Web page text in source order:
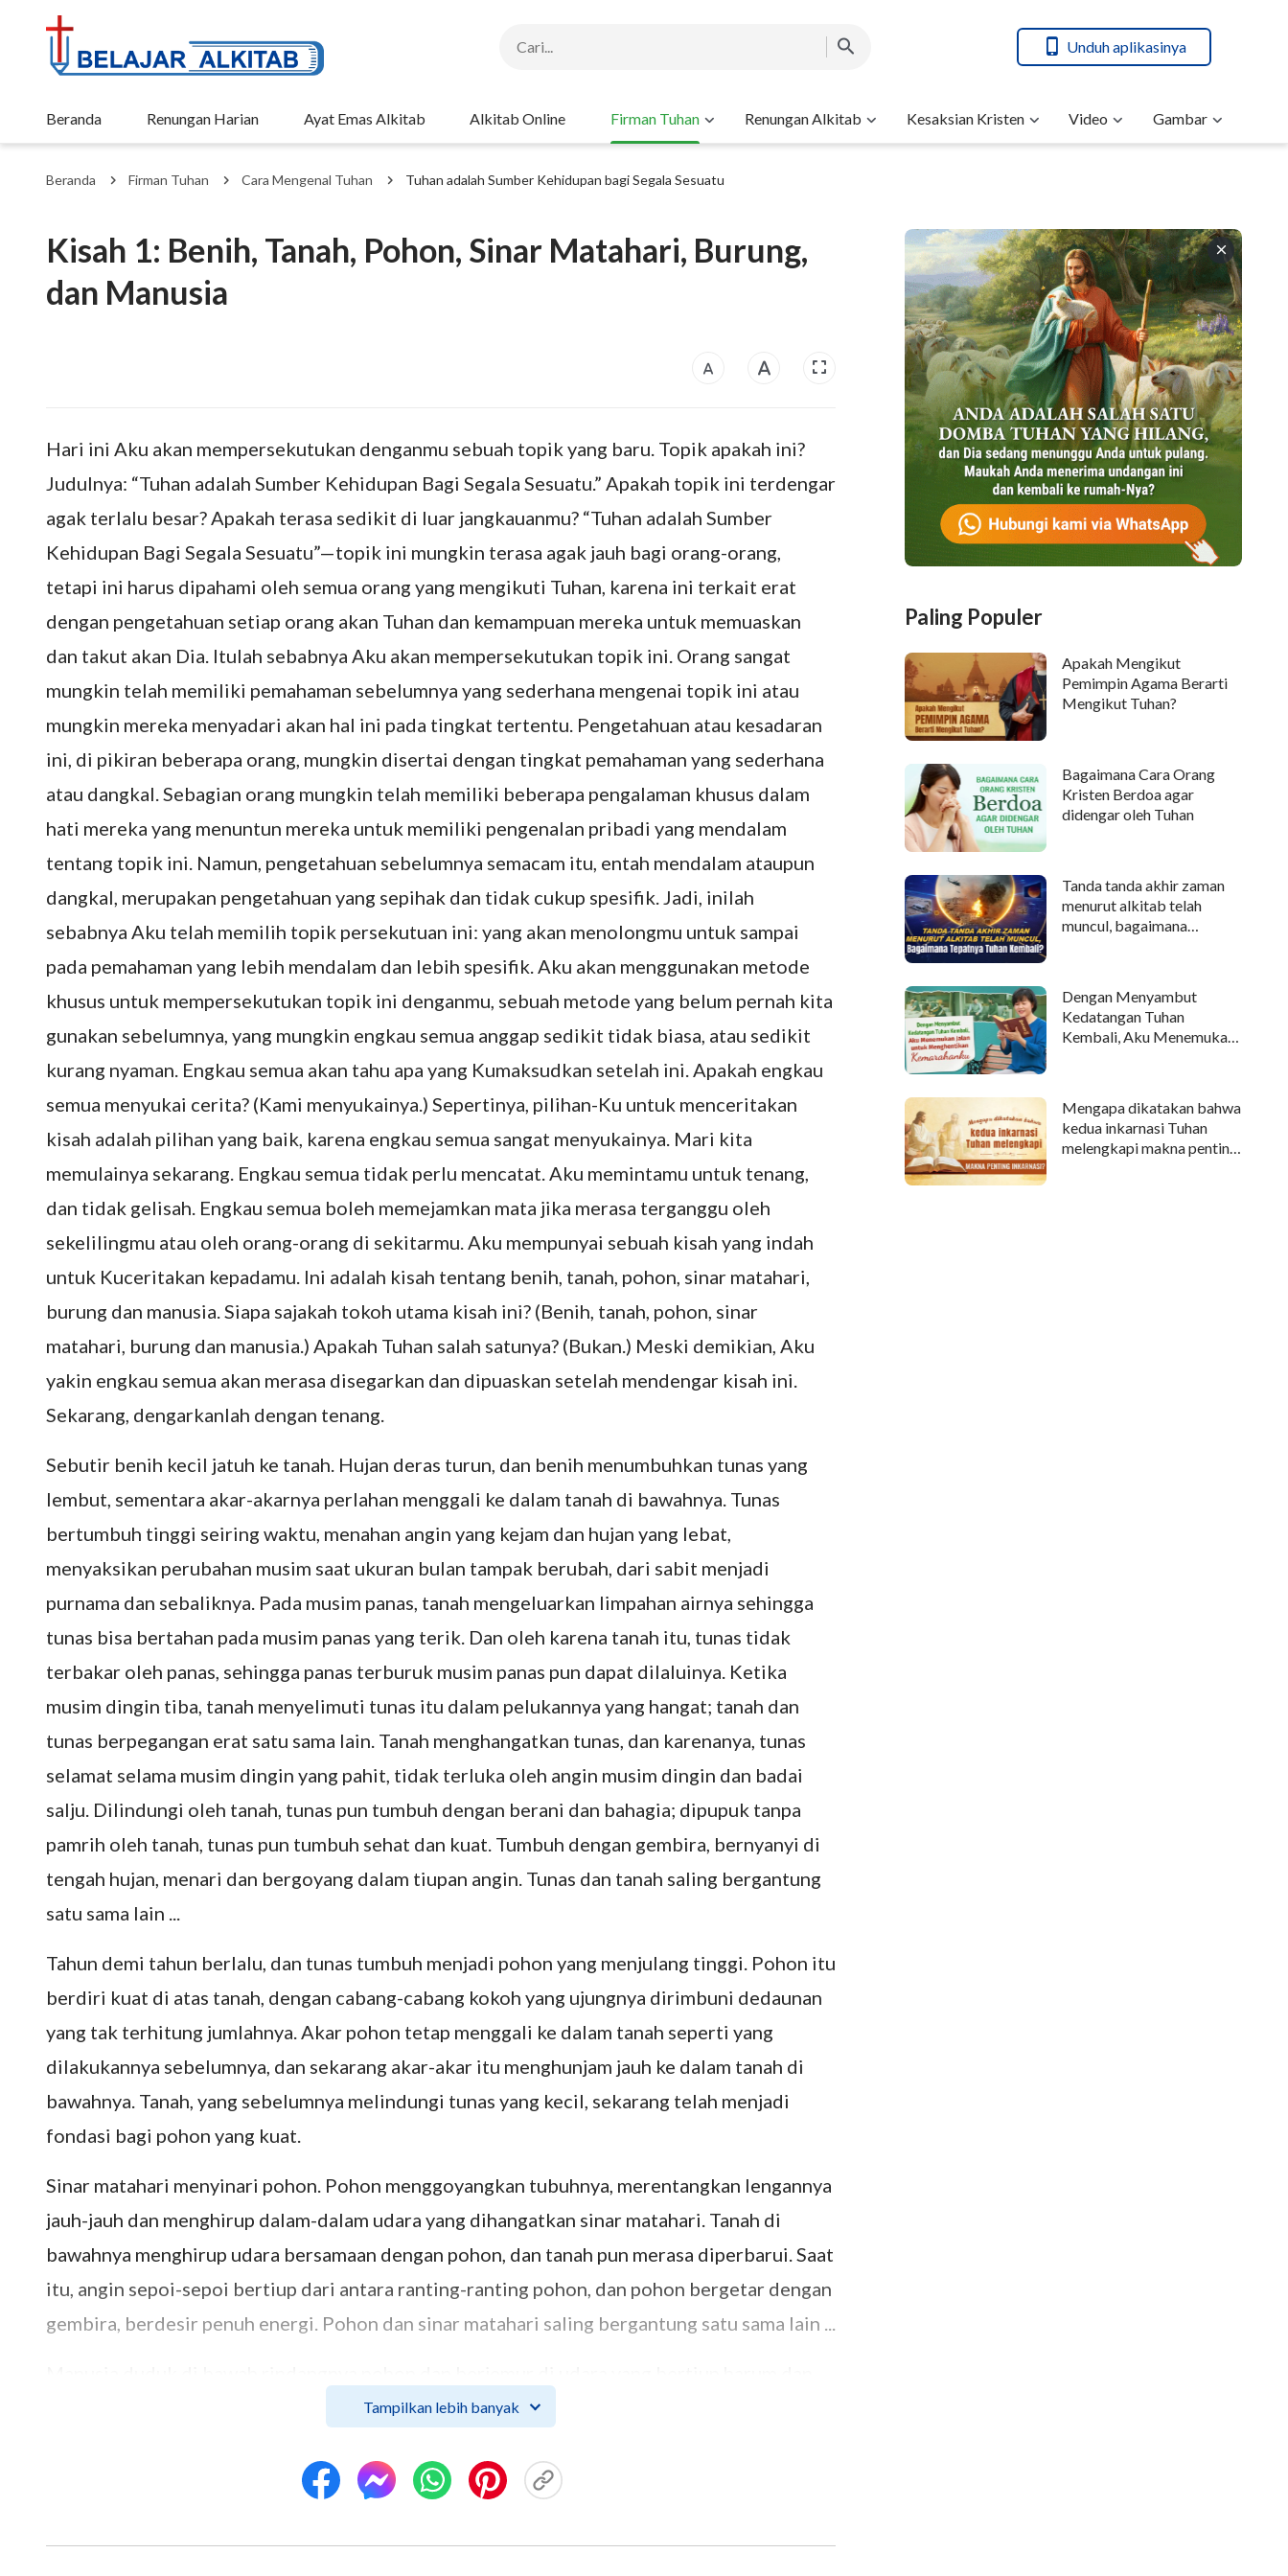
Unduh aplikasinya
Beranda Renungan Harian Ayat Emas Alkitab Alkitab Online Firman Tuhan Renungan Alkitab Kesaksian Kristen Video Gambar
Beranda Firman Tuhan Cara Mengenal Tuhan Tuhan adalah Sumber Kehidupan bagi Segala Sesuatu
Kisah 1: Benih, Tanah, Pohon, Sinar Matahari, Burung,
dan Manusia
Hari ini Aku akan mempersekutukan denganmu sebuah topik yang baru. Topik apakah ini?
Judulnya: “Tuhan adalah Sumber Kehidupan Bagi Segala Sesuatu.” Apakah topik ini terdengar
agak terlalu besar? Apakah terasa sedikit di luar jangkauanmu? “Tuhan adalah Sumber
Kehidupan Bagi Segala Sesuatu”—topik ini mungkin terasa agak jauh bagi orang-orang,
tetapi ini harus dipahami oleh semua orang yang mengikuti Tuhan, karena ini terkait erat
dengan pengetahuan setiap orang akan Tuhan dan kemampuan mereka untuk memuaskan
dan takut akan Dia. Itulah sebabnya Aku akan mempersekutukan topik ini. Orang sangat
mungkin telah memiliki pemahaman sebelumnya yang sederhana mengenai topik ini atau
mungkin mereka menyadari akan hal ini pada tingkat tertentu. Pengetahuan atau kesadaran
ini, di pikiran beberapa orang, mungkin disertai dengan tingkat pemahaman yang sederhana
atau dangkal. Sebagian orang mungkin telah memiliki beberapa pengalaman khusus dalam
hati mereka yang menuntun mereka untuk memiliki pengenalan pribadi yang mendalam
tentang topik ini. Namun, pengetahuan sebelumnya semacam itu, entah mendalam ataupun
dangkal, merupakan pengetahuan yang sepihak dan tidak cukup spesifik. Jadi, inilah
sebabnya Aku telah memilih topik persekutuan ini: yang akan menolongmu untuk sampai
pada pemahaman yang lebih mendalam dan lebih spesifik. Aku akan menggunakan metode
khusus untuk mempersekutukan topik ini denganmu, sebuah metode yang belum pernah kita
gunakan sebelumnya, yang mungkin engkau semua anggap sedikit tidak biasa, atau sedikit
kurang nyaman. Engkau semua akan tahu apa yang Kumaksudkan setelah ini. Apakah engkau
semua menyukai cerita? (Kami menyukainya.) Sepertinya, pilihan-Ku untuk menceritakan
kisah adalah pilihan yang baik, karena engkau semua sangat menyukainya. Mari kita
memulainya sekarang. Engkau semua tidak perlu mencatat. Aku memintamu untuk tenang,
dan tidak gelisah. Engkau semua boleh memejamkan mata jika merasa terganggu oleh
sekelilingmu atau oleh orang-orang di sekitarmu. Aku mempunyai sebuah kisah yang indah
untuk Kuceritakan kepadamu. Ini adalah kisah tentang benih, tanah, pohon, sinar matahari,
burung dan manusia. Siapa sajakah tokoh utama kisah ini? (Benih, tanah, pohon, sinar
matahari, burung dan manusia.) Apakah Tuhan salah satunya? (Bukan.) Meski demikian, Aku
yakin engkau semua akan merasa disegarkan dan dipuaskan setelah mendengar kisah ini.
Sekarang, dengarkanlah dengan tenang.
Sebutir benih kecil jatuh ke tanah. Hujan deras turun, dan benih menumbuhkan tunas yang
lembut, sementara akar-akarnya perlahan menggali ke dalam tanah di bawahnya. Tunas
bertumbuh tinggi seiring waktu, menahan angin yang kejam dan hujan yang lebat,
menyaksikan perubahan musim saat ukuran bulan tampak berubah, dari sabit menjadi
purnama dan sebaliknya. Pada musim panas, tanah mengeluarkan limpahan airnya sehingga
tunas bisa bertahan pada musim panas yang terik. Dan oleh karena tanah itu, tunas tidak
terbakar oleh panas, sehingga panas terburuk musim panas pun dapat dilaluinya. Ketika
musim dingin tiba, tanah menyelimuti tunas itu dalam pelukannya yang hangat; tanah dan
tunas berpegangan erat satu sama lain. Tanah menghangatkan tunas, dan karenanya, tunas
selamat selama musim dingin yang pahit, tidak terluka oleh angin musim dingin dan badai
salju. Dilindungi oleh tanah, tunas pun tumbuh dengan berani dan bahagia; dipupuk tanpa
pamrih oleh tanah, tunas pun tumbuh sehat dan kuat. Tumbuh dengan gembira, bernyanyi di
tengah hujan, menari dan bergoyang dalam tiupan angin. Tunas dan tanah saling bergantung
satu sama lain ...
Tahun demi tahun berlalu, dan tunas tumbuh menjadi pohon yang menjulang tinggi. Pohon itu
berdiri kuat di atas tanah, dengan cabang-cabang kokoh yang ujungnya dirimbuni dedaunan
yang tak terhitung jumlahnya. Akar pohon tetap menggali ke dalam tanah seperti yang
dilakukannya sebelumnya, dan sekarang akar-akar itu menghunjam jauh ke dalam tanah di
bawahnya. Tanah, yang sebelumnya melindungi tunas yang kecil, sekarang telah menjadi
fondasi bagi pohon yang kuat.
Sinar matahari menyinari pohon. Pohon menggoyangkan tubuhnya, merentangkan lengannya
jauh-jauh dan menghirup dalam-dalam udara yang dihangatkan sinar matahari. Tanah di
bawahnya menghirup udara bersamaan dengan pohon, dan tanah pun merasa diperbarui. Saat
itu, angin sepoi-sepoi bertiup dari antara ranting-ranting pohon, dan pohon bergetar dengan
gembira, berdesir penuh energi. Pohon dan sinar matahari saling bergantung satu sama lain ...
segar. Udara membersihkan hati dan paru-paru mereka, membersihkan darah dalam tubuh
Tampilkan lebih banyak
Paling Populer
Apakah Mengikut
Pemimpin Agama Berarti
Mengikut Tuhan?
Bagaimana Cara Orang
Kristen Berdoa agar
didengar oleh Tuhan
Tanda tanda akhir zaman
menurut alkitab telah
muncul, bagaimana
Dengan Menyambut
Kedatangan Tuhan
Kembali, Aku Menemukan
Mengapa dikatakan bahwa
kedua inkarnasi Tuhan
melengkapi makna penting